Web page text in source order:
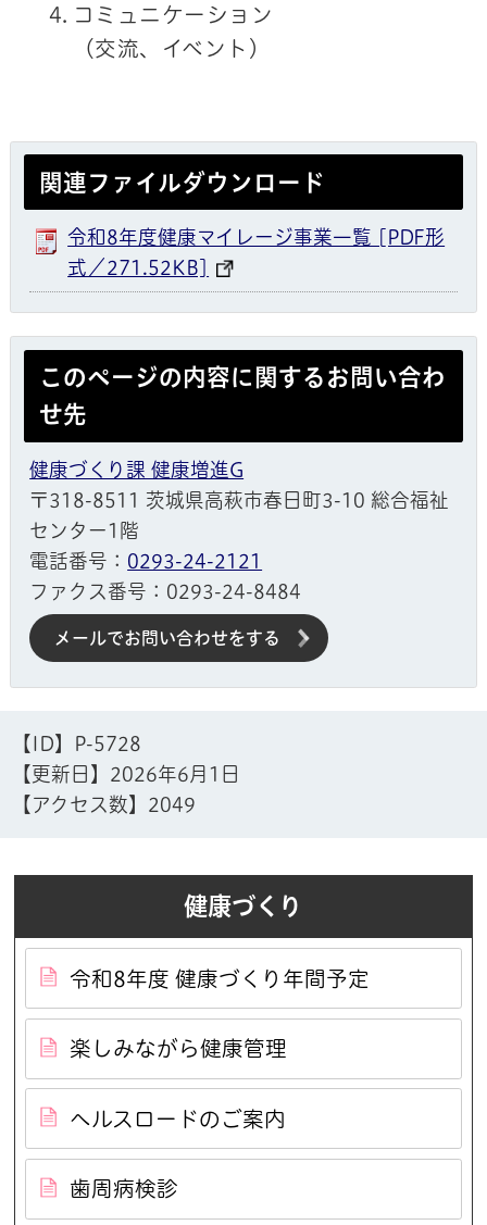
コミュニケーション
（交流、イベント）
関連ファイルダウンロード
令和8年度健康マイレージ事業一覧 [PDF形
式／271.52KB]
このページの内容に関するお問い合わ
せ先
健康づくり課 健康増進G
〒318-8511 茨城県高萩市春日町3-10 総合福祉
センター1階
電話番号： 0293-24-2121
ファクス番号：0293-24-8484
メールでお問い合わせをする
【ID】
P-5728
【更新日】 2026年6月1日
【アクセス数】 2049
健康づくり
令和8年度 健康づくり年間予定
楽しみながら健康管理
ヘルスロードのご案内
歯周病検診